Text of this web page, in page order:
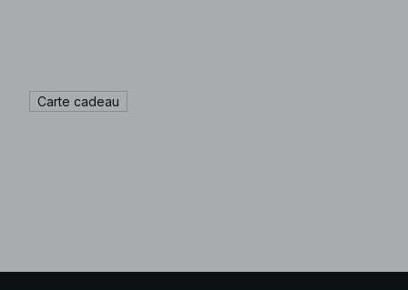
Carte cadeau